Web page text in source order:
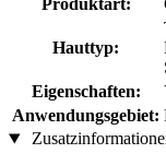
Produktart:
Hauttyp:
Eigenschaften:
Anwendungsgebiet: